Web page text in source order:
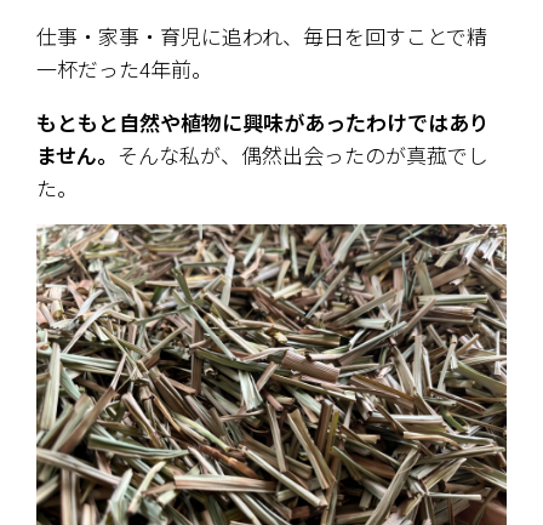
仕事・家事・育児に追われ、毎日を回すことで精
一杯だった4年前。
もともと自然や植物に興味があったわけではあり
ません。 そんな私が、偶然出会ったのが真菰でし
た。